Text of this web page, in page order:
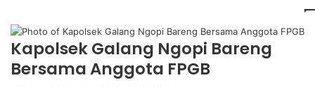
Kapolsek Galang Ngopi Bareng
Bersama Anggota FPGB